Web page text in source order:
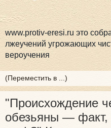
www.protiv-eresi.ru это
лжеучений угрожающих
вероучения
"Происхождение
обезьяны — факт,